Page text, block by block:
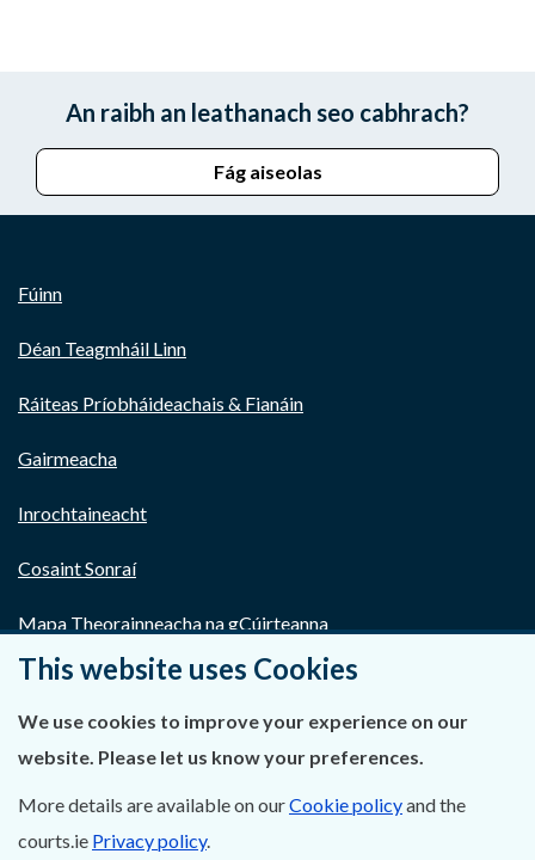
An raibh an leathanach seo cabhrach?
Fág aiseolas
Fúinn
Déan Teagmháil Linn
Ráiteas Príobháideachais & Fianáin
Gairmeacha
Inrochtaineacht
Cosaint Sonraí
Mapa Theorainneacha na gCúirteanna
Séanadh
Saoráil Faisnéise
Tairseach r-Cheartais
This website uses Cookies
We use cookies to improve your experience on our
website. Please let us know your preferences.
More details are available on ourCookie policyand the
courts.ie Privacy policy.